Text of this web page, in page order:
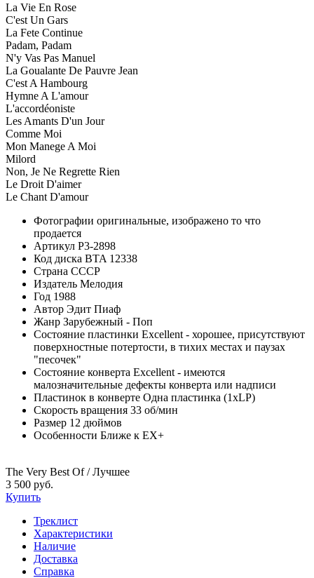
La Vie En Rose
C'est Un Gars
La Fete Continue
Padam, Padam
N'y Vas Pas Manuel
La Goualante De Pauvre Jean
C'est A Hambourg
Hymne A L'amour
L'accordéoniste
Les Amants D'un Jour
Comme Moi
Mon Manege A Moi
Milord
Non, Je Ne Regrette Rien
Le Droit D'aimer
Le Chant D'amour
Фотографии оригинальные, изображено то что
продается
Артикул P3-2898
Код диска BTA 12338
Страна СССР
Издатель Мелодия
Год 1988
Автор Эдит Пиаф
Жанр Зарубежный - Поп
Состояние пластинки Excellent - хорошее, присутствуют
поверхностные потертости, в тихих местах и паузах
"песочек"
Состояние конверта Excellent - имеются
малозначительные дефекты конверта или надписи
Пластинок в конверте Одна пластинка (1xLP)
Скорость вращения 33 об/мин
Размер 12 дюймов
Особенности Ближе к EX+
The Very Best Of / Лучшее
3 500 руб.
Купить
Треклист
Характеристики
Наличие
Доставка
Справка